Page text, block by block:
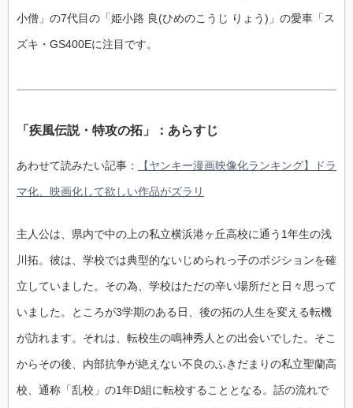
小僧」の7代目の「姫小路 良(ひめのこうじ りょう)」の愛車「ス
ズキ・GS400Eに注目です。
「疾風伝説・特攻の拓」：あらすじ
あわせて読みたい記事： 【ヤンキー漫画映像化ランキング】ドラ
マ化、映画化して欲しい作品がズラリ
主人公は、県内で中の上の私立横浜港ヶ丘高校に通う1年生の浅
川拓。彼は、学校では典型的ないじめられっ子のポジションを確
立していました。その為、学校はただの辛い場所だと日々思って
いました。ところが3学期のある日、後の拓の人生を変える転機
が訪れます。それは、転校生の鳴神秀人との出会いでした。そこ
からその後、内部抗争が絶えない不良のふきだまりの私立聖蘭高
校、通称「乱校」の1年D組に転校することとなる。話の流れで